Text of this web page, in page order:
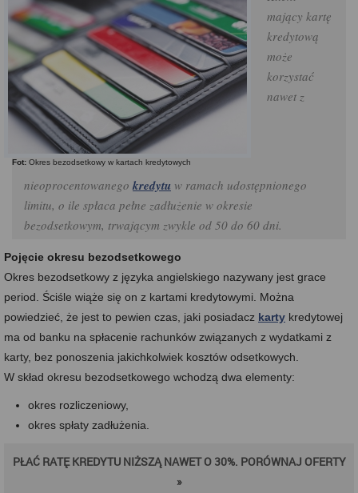
Fot: Okres bezodsetkowy w kartach kredytowych
mający kartę
kredytową
może
korzystać
nawet z
nieoprocentowanego kredytu w ramach udostępnionego
limitu, o ile spłaca pełne zadłużenie w okresie
bezodsetkowym, trwającym zwykle od 50 do 60 dni.
Pojęcie okresu bezodsetkowego
Okres bezodsetkowy z języka angielskiego nazywany jest grace
period. Ściśle wiąże się on z kartami kredytowymi. Można
powiedzieć, że jest to pewien czas, jaki posiadacz karty kredytowej
ma od banku na spłacenie rachunków związanych z wydatkami z
karty, bez ponoszenia jakichkolwiek kosztów odsetkowych.
W skład okresu bezodsetkowego wchodzą dwa elementy:
okres rozliczeniowy,
okres spłaty zadłużenia.
PŁAĆ RATĘ KREDYTU NIŻSZĄ NAWET O 30%. PORÓWNAJ OFERTY
»